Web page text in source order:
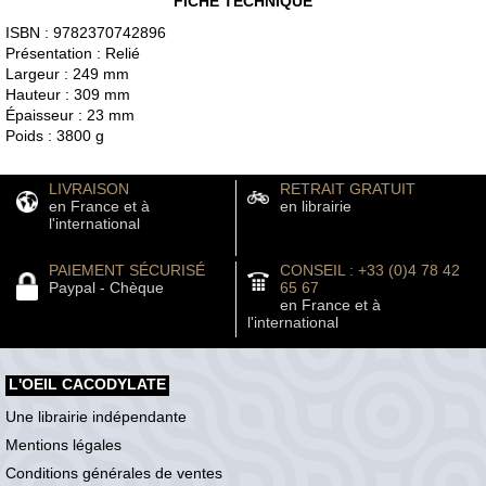
ISBN : 9782370742896
Présentation : Relié
Largeur : 249 mm
Hauteur : 309 mm
Épaisseur : 23 mm
Poids : 3800 g
LIVRAISON
en France et à
l'international
RETRAIT GRATUIT
en librairie
PAIEMENT SÉCURISÉ
Paypal - Chèque
CONSEIL : +33 (0)4 78 42
65 67
en France et à
l'international
L'OEIL CACODYLATE
Une librairie indépendante
Mentions légales
Conditions générales de ventes